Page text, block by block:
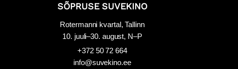
SÕPRUSE SUVEKINO
Rotermanni kvartal, Tallinn
10. juuli–30. august, N–P
+372 50 72 664
info@suvekino.ee